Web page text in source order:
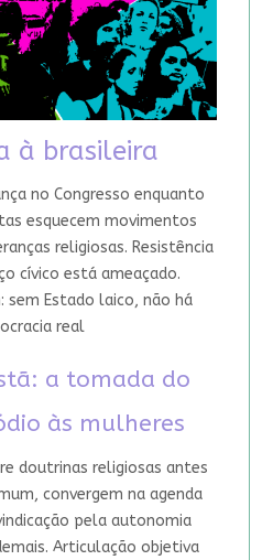
à brasileira
no Congresso enquanto
esquecem movimentos
religiosas. Resistência
cívico está ameaçado.
sem Estado laico, não há
real
a tomada do
às mulheres
doutrinas religiosas antes
convergem na agenda
pela autonomia
Articulação objetiva